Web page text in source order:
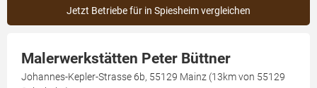
Jetzt Betriebe für in Spiesheim vergleichen
Malerwerkstätten Peter Büttner
Johannes-Kepler-Strasse 6b, 55129 Mainz (13km von 55129